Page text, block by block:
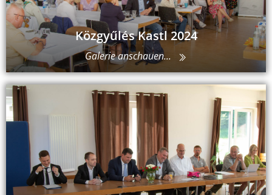
Közgyűlés Kastl 2024
Galerie anschauen...